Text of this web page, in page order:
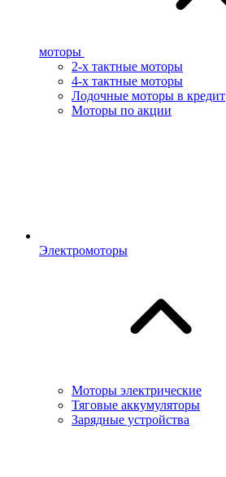
моторы
2-х тактные моторы
4-х тактные моторы
Лодочные моторы в кредит
Моторы по акции
Электромоторы
Моторы электрические
Тяговые аккумуляторы
Зарядные устройства